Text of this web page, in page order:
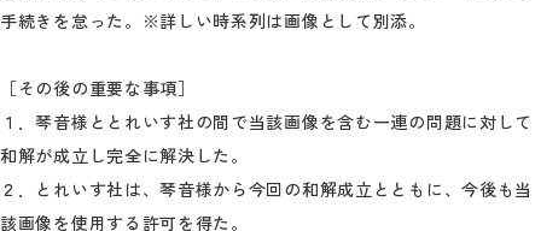
手続きを怠った。※詳しい時系列は画像として別添。
［その後の重要な事項］
１．琴音様ととれいす社の間で当該画像を含む一連の問題に対して
和解が成立し完全に解決した。
２．とれいす社は、琴音様から今回の和解成立とともに、今後も当
該画像を使用する許可を得た。